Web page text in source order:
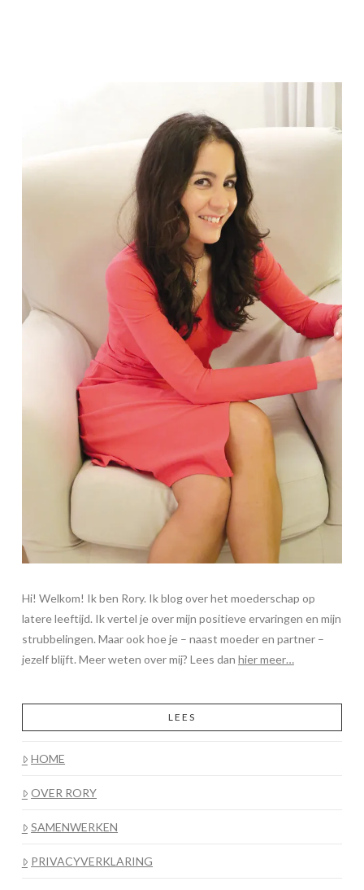
Hi! Welkom! Ik ben Rory. Ik blog over het moederschap op
latere leeftijd. Ik vertel je over mijn positieve ervaringen en mijn
strubbelingen. Maar ook hoe je – naast moeder en partner –
jezelf blijft. Meer weten over mij? Lees dan hier meer…
LEES
HOME
OVER RORY
SAMENWERKEN
PRIVACYVERKLARING